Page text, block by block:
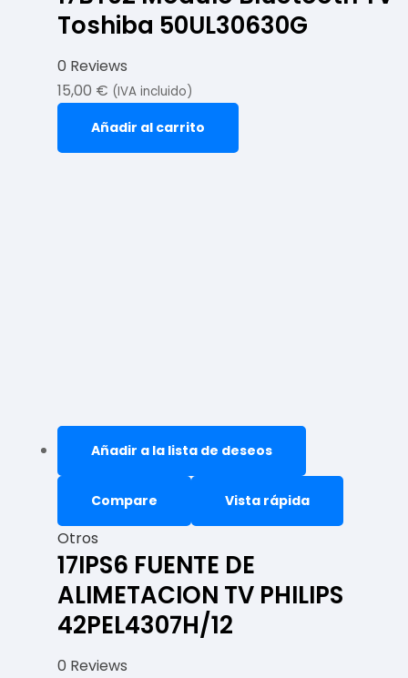
Toshiba 50UL30630G
0 Reviews
15,00 € (IVA incluido)
Añadir al carrito
Añadir a la lista de deseos
Compare Vista rápida
Otros
17IPS6 FUENTE DE
ALIMETACION TV PHILIPS
42PEL4307H/12
0 Reviews